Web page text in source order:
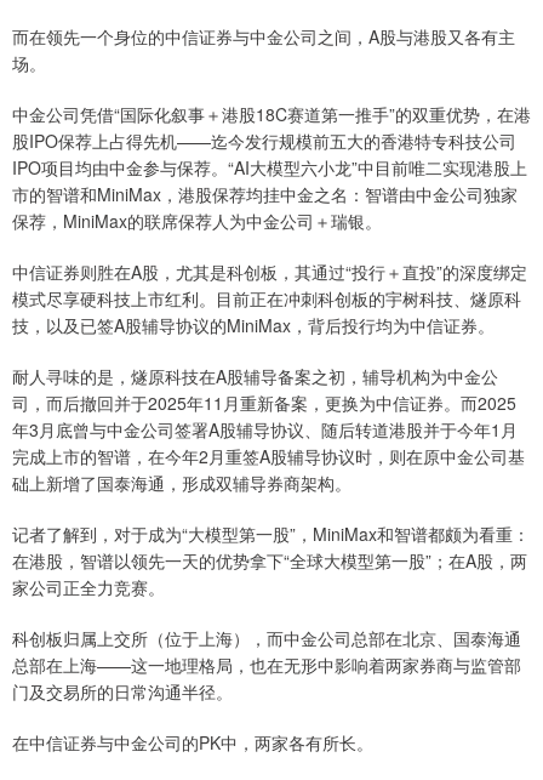
而在领先一个身位的中信证券与中金公司之间，A股与港股又各有主
场。
中金公司凭借“国际化叙事＋港股18C赛道第一推手”的双重优势，在港
股IPO保荐上占得先机——迄今发行规模前五大的香港特专科技公司
IPO项目均由中金参与保荐。“AI大模型六小龙”中目前唯二实现港股上
市的智谱和MiniMax，港股保荐均挂中金之名：智谱由中金公司独家
保荐，MiniMax的联席保荐人为中金公司＋瑞银。
中信证券则胜在A股，尤其是科创板，其通过“投行＋直投”的深度绑定
模式尽享硬科技上市红利。目前正在冲刺科创板的宇树科技、燧原科
技，以及已签A股辅导协议的MiniMax，背后投行均为中信证券。
耐人寻味的是，燧原科技在A股辅导备案之初，辅导机构为中金公
司，而后撤回并于2025年11月重新备案，更换为中信证券。而2025
年3月底曾与中金公司签署A股辅导协议、随后转道港股并于今年1月
完成上市的智谱，在今年2月重签A股辅导协议时，则在原中金公司基
础上新增了国泰海通，形成双辅导券商架构。
记者了解到，对于成为“大模型第一股”，MiniMax和智谱都颇为看重：
在港股，智谱以领先一天的优势拿下“全球大模型第一股”；在A股，两
家公司正全力竞赛。
科创板归属上交所（位于上海），而中金公司总部在北京、国泰海通
总部在上海——这一地理格局，也在无形中影响着两家券商与监管部
门及交易所的日常沟通半径。
在中信证券与中金公司的PK中，两家各有所长。